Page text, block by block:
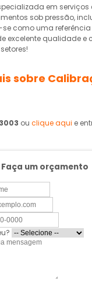
em
sob pressão,
como uma referência
excelente qualidade
sobre
ou clique aqui e
Faça um orçamento